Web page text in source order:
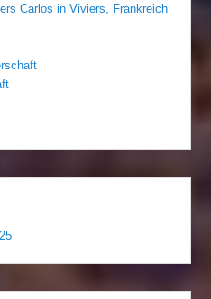
Carlos in Viviers, Frankreich